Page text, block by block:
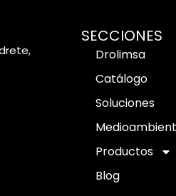
SECCIONES
Drolimsa
Catálogo
Soluciones
Productos
Blog